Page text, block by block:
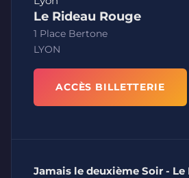
Le Rideau Rouge
1 Place Bertone
LYON
ACCÈS BILLETTERIE
Jamais le deuxième Soir - Le